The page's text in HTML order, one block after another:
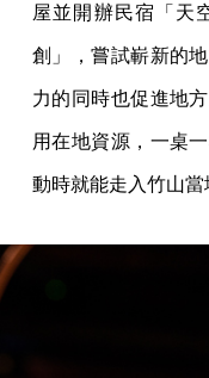
屋並開辦民宿「天
創」，嘗試嶄新的
力的同時也促進地
用在地資源，一桌
動時就能走入竹山當